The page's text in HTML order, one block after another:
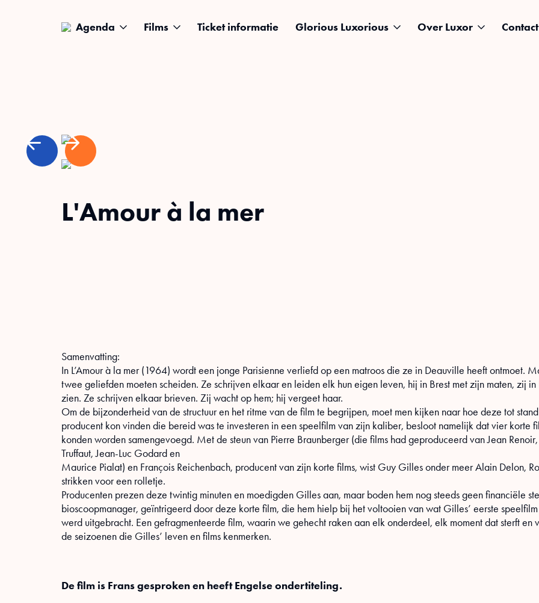
Agenda Films Ticket informatie Glorious Luxorious Over Luxor
Contact
L'Amour à la mer
Samenvatting:
In L’Amour à la mer (1964) wordt een jonge Parisienne verliefd op een matroos die ze in Deauville heeft ontmoet.
twee geliefden moeten scheiden. Ze schrijven elkaar en leiden elk hun eigen leven, hij in Brest met zijn maten, zij
zien. Ze schrijven elkaar brieven. Zij wacht op hem; hij vergeet haar.
Om de bijzonderheid van de structuur en het ritme van de film te begrijpen, moet men kijken naar hoe deze tot
producent kon vinden die bereid was te investeren in een speelfilm van zijn kaliber, besloot namelijk dat vier korte
konden worden samengevoegd. Met de steun van Pierre Braunberger (die films had geproduceerd van Jean
Truffaut, Jean-Luc Godard en
Maurice Pialat) en François Reichenbach, producent van zijn korte films, wist Guy Gilles onder meer Alain Delon,
strikken voor een rolletje.
Producenten prezen deze twintig minuten en moedigden Gilles aan, maar boden hem nog steeds geen financiële
bioscoopmanager, geïntrigeerd door deze korte film, die hem hielp bij het voltooien van wat Gilles’ eerste
werd uitgebracht. Een gefragmenteerde film, waarin we gehecht raken aan elk onderdeel, elk moment dat sterft en
de seizoenen die Gilles’ leven en films kenmerken.
De film is Frans gesproken en heeft Engelse ondertiteling.